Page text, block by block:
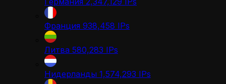
Франция 938,458 IPs
Литва 580,283 IPs
Нидерланды 1,574,293 IPs